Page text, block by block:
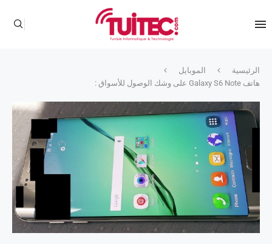
الرئيسية
الموبايل
هاتف Galaxy S6 Note على وشك الوصول للأسواق :